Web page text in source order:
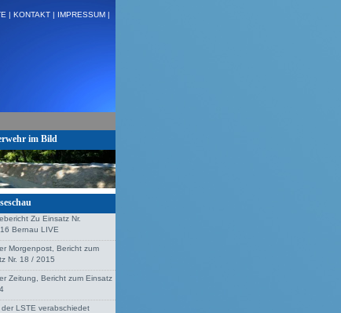
| KONTAKT | IMPRESSUM |
Klemm, Stolzenhagen + + +
im Bild
Zu Einsatz Nr.
Bernau LIVE
Morgenpost, Bericht zum
Nr. 18 / 2015
Zeitung, Bericht zum Einsatz
der LSTE verabschiedet